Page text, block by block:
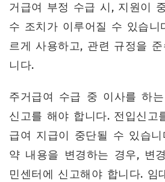
거급여 부정 수급 시, 지원이
수 조치가 이루어질 수 있습니
르게 사용하고, 관련 규정을
니다.
주거급여 수급 중 이사를 하
신고를 해야 합니다. 전입신고
급여 지급이 중단될 수 있습
약 내용을 변경하는 경우, 변
민센터에 신고해야 합니다. 임